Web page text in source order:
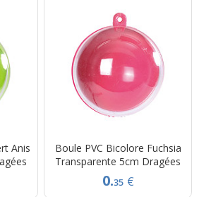
Anis
Boule PVC Bicolore Fuchsia
Transparente 5cm Dragées
0.35 €